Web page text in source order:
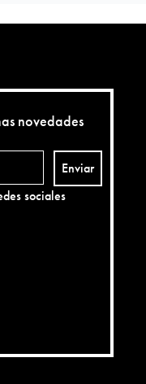
novedades
Enviar
sociales